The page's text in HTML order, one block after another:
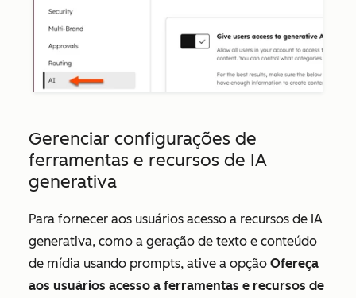
Gerenciar configurações de
ferramentas e recursos de IA
generativa
Para fornecer aos usuários acesso a recursos de IA
generativa, como a geração de texto e conteúdo
de mídia usando prompts, ative a opção Ofereça
aos usuários acesso a ferramentas e recursos de